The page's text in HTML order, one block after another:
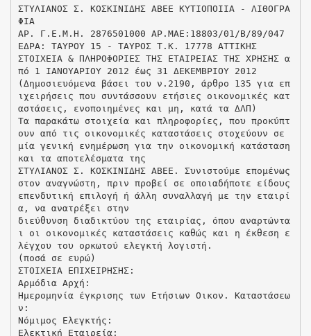
ΣΤΥΛΙΑΝΟΣ Σ. ΚΟΣΚΙΝΙΔΗΣ ΑΒΕΕ ΚΥΤΙΟΠΟΙΙΑ - ΛΙΘΟΓΡΑ
ΦΙΑ
ΑΡ. Γ.Ε.Μ.Η. 2876501000 ΑΡ.ΜΑΕ:18803/01/Β/89/047
ΕΔΡΑ: ΤΑΥΡΟΥ 15 - ΤΑΥΡΟΣ Τ.Κ. 17778 ΑΤΤΙΚΗΣ
ΣΤΟΙΧΕΙΑ & ΠΛΗΡΟΦΟΡΙΕΣ ΤΗΣ ΕΤΑΙΡΕΙΑΣ ΤΗΣ ΧΡΗΣΗΣ α
πό 1 ΙΑΝΟΥΑΡΙΟΥ 2012 έως 31 ΔΕΚΕΜΒΡΙΟΥ 2012
(Δημοσιευόμενα βάσει του ν.2190, άρθρο 135 για επ
ιχειρήσεις που συντάσσουν ετήσιες οικονομικές κατ
αστάσεις, ενοποιημένες και μη, κατά τα ΔΛΠ)
Τα παρακάτω στοιχεία και πληροφορίες, που προκύπτ
ουν από τις οικονομικές καταστάσεις στοχεύουν σε
μία γενική ενημέρωση για την οικονομική κατάσταση
και τα αποτελέσματα της
ΣΤΥΛΙΑΝΟΣ Σ. ΚΟΣΚΙΝΙΔΗΣ ΑΒΕΕ. Συνιστούμε επομένως
στον αναγνώστη, πριν προβεί σε οποιαδήποτε είδους
επενδυτική επιλογή ή άλλη συναλλαγή με την εταιρί
α, να ανατρέξει στην
διεύθυνση διαδικτύου της εταιρίας, όπου αναρτώντα
ι οι οικονομικές καταστάσεις καθώς και η έκθεση ε
λέγχου του ορκωτού ελεγκτή λογιστή.
(ποσά σε ευρώ)
ΣΤΟΙΧΕΙΑ ΕΠΙΧΕΙΡΗΣΗΣ:
Αρμόδια Αρχή:
Ημερομηνία έγκρισης των Ετήσιων Οικον. Καταστάσεω
ν:
Νόμιμος Ελεγκτής:
Ελεκτική Εταιρεία: